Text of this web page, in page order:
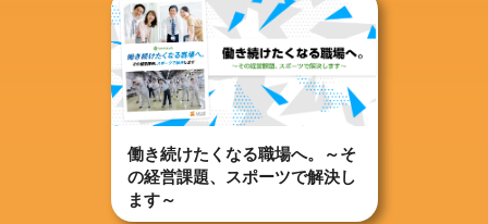
働き続けたくなる職場へ。～そ
の経営課題、スポーツで解決し
ます～